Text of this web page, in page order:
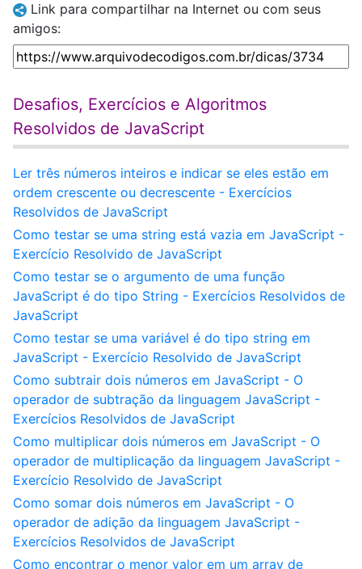
Link para compartilhar na Internet ou com seus
amigos:
Desafios, Exercícios e Algoritmos
Resolvidos de JavaScript
Ler três números inteiros e indicar se eles estão em
ordem crescente ou decrescente - Exercícios
Resolvidos de JavaScript
Como testar se uma string está vazia em JavaScript -
Exercício Resolvido de JavaScript
Como testar se o argumento de uma função
JavaScript é do tipo String - Exercícios Resolvidos de
JavaScript
Como testar se uma variável é do tipo string em
JavaScript - Exercício Resolvido de JavaScript
Como subtrair dois números em JavaScript - O
operador de subtração da linguagem JavaScript -
Exercícios Resolvidos de JavaScript
Como multiplicar dois números em JavaScript - O
operador de multiplicação da linguagem JavaScript -
Exercício Resolvido de JavaScript
Como somar dois números em JavaScript - O
operador de adição da linguagem JavaScript -
Exercícios Resolvidos de JavaScript
Como encontrar o menor valor em um array de